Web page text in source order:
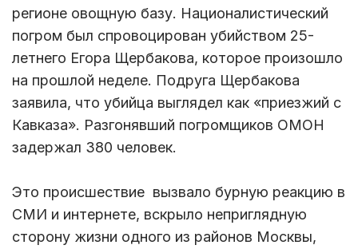
регионе овощную базу. Националистический
погром был спровоцирован убийством 25-
летнего Егора Щербакова, которое произошло
на прошлой неделе. Подруга Щербакова
заявила, что убийца выглядел как «приезжий с
Кавказа». Разгонявший погромщиков ОМОН
задержал 380 человек.
Это происшествие вызвало бурную реакцию в
СМИ и интернете, вскрыло неприглядную
сторону жизни одного из районов Москвы,